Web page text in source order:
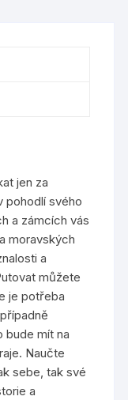
jen za
pohodlí svého
a zámcích vás
moravských
a
můžete
je potřeba
bude mít na
Naučte
sebe, tak své
a